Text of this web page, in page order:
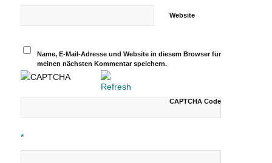
Website
Name, E-Mail-Adresse und Website in diesem Browser für
meinen nächsten Kommentar speichern.
CAPTCHA Code
*